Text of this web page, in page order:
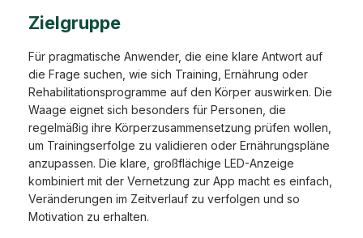
Zielgruppe
Für pragmatische Anwender, die eine klare Antwort auf
die Frage suchen, wie sich Training, Ernährung oder
Rehabilitationsprogramme auf den Körper auswirken. Die
Waage eignet sich besonders für Personen, die
regelmäßig ihre Körperzusammensetzung prüfen wollen,
um Trainingserfolge zu validieren oder Ernährungspläne
anzupassen. Die klare, großflächige LED-Anzeige
kombiniert mit der Vernetzung zur App macht es einfach,
Veränderungen im Zeitverlauf zu verfolgen und so
Motivation zu erhalten.